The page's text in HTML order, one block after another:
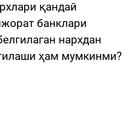
қандай
банклари
нархдан
ҳам мумкинми?